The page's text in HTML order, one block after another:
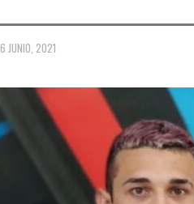
6 JUNIO, 2021